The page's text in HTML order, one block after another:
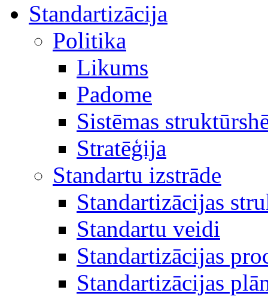
Standartizācija
Politika
Likums
Padome
Sistēmas
Stratēģija
Standartu izstrāde
Standartizācijas
Standartu veidi
Standartizācijas
Standartizācijas